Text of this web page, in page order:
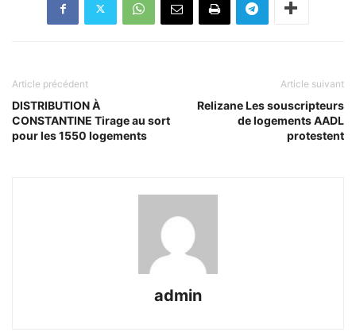
Article précédent
DISTRIBUTION À
CONSTANTINE Tirage au sort
pour les 1550 logements
Article suivant
Relizane Les souscripteurs
de logements AADL
protestent
admin